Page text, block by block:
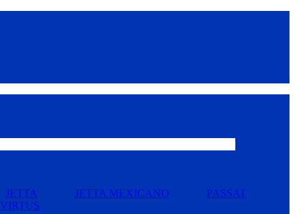
JETTA JETTA MEXICANO
PASSAT
VIRTUS